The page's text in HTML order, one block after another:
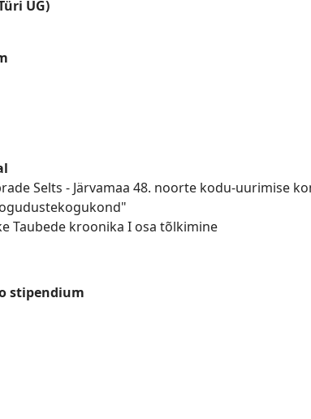
ÜG)
Selts - Järvamaa 48. noorte kodu-uurimise
Taubede kroonika I osa tõlkimine
stipendium